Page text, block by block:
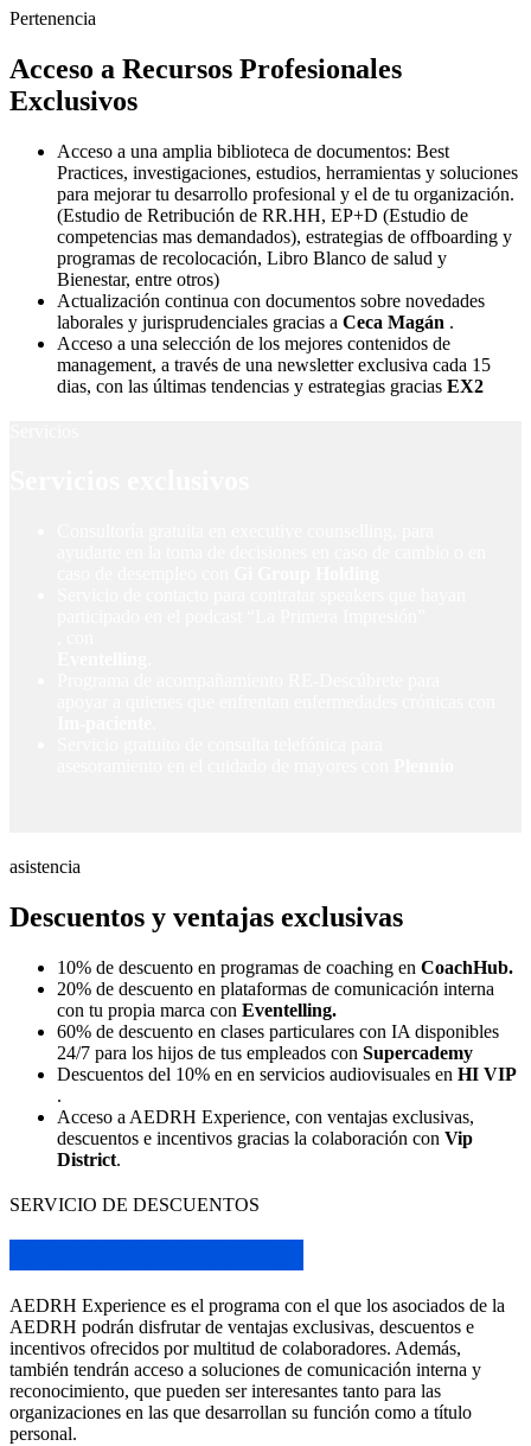
Pertenencia
Acceso a Recursos Profesionales
Exclusivos
Acceso a una amplia biblioteca de documentos: Best
Practices, investigaciones, estudios, herramientas y soluciones
para mejorar tu desarrollo profesional y el de tu organización.
(Estudio de Retribución de RR.HH, EP+D (Estudio de
competencias mas demandados), estrategias de offboarding y
programas de recolocación, Libro Blanco de salud y
Bienestar, entre otros)
Actualización continua con documentos sobre novedades
laborales y jurisprudenciales gracias a Ceca Magán .
Acceso a una selección de los mejores contenidos de
management, a través de una newsletter exclusiva cada 15
dias, con las últimas tendencias y estrategias gracias EX2
asistencia
Descuentos y ventajas exclusivas
10% de descuento en programas de coaching en CoachHub.
20% de descuento en plataformas de comunicación interna
con tu propia marca con Eventelling.
60% de descuento en clases particulares con IA disponibles
24/7 para los hijos de tus empleados con Supercademy
Descuentos del 10% en en servicios audiovisuales en HI VIP
.
Acceso a AEDRH Experience, con ventajas exclusivas,
descuentos e incentivos gracias la colaboración con Vip
District.
SERVICIO DE DESCUENTOS
AEDRH Experience es el programa con el que los asociados de la
AEDRH podrán disfrutar de ventajas exclusivas, descuentos e
incentivos ofrecidos por multitud de colaboradores. Además,
también tendrán acceso a soluciones de comunicación interna y
reconocimiento, que pueden ser interesantes tanto para las
organizaciones en las que desarrollan su función como a título
personal.